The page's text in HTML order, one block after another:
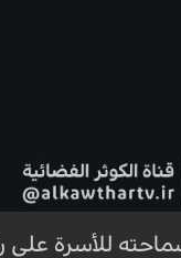
للأسرة على